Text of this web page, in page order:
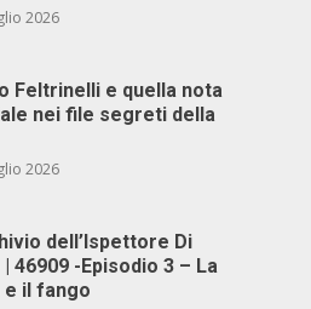
2026
Feltrinelli e quella nota
nei file segreti della
2026
dell’Ispettore Di
| 46909 -Episodio 3 – La
il fango